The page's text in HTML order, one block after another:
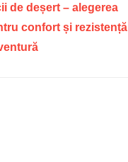
de deșert – alegerea
confort și rezistență